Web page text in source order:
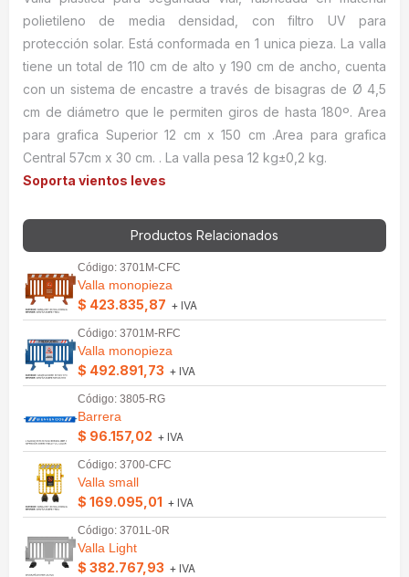
polietileno de media densidad, con filtro UV para
protección solar. Está conformada en 1 unica pieza. La valla
tiene un total de 110 cm de alto y 190 cm de ancho, cuenta
con un sistema de encastre a través de bisagras de Ø 4,5
cm de diámetro que le permiten giros de hasta 180º. Area
para grafica Superior 12 cm x 150 cm .Area para grafica
Central 57cm x 30 cm. . La valla pesa 12 kg±0,2 kg.
Soporta vientos leves
Productos Relacionados
Código: 3701M-CFC
Valla monopieza
$ 423.835,87 + IVA
Código: 3701M-RFC
Valla monopieza
$ 492.891,73 + IVA
Código: 3805-RG
Barrera
$ 96.157,02 + IVA
Código: 3700-CFC
Valla small
$ 169.095,01 + IVA
Código: 3701L-0R
Valla Light
$ 382.767,93 + IVA